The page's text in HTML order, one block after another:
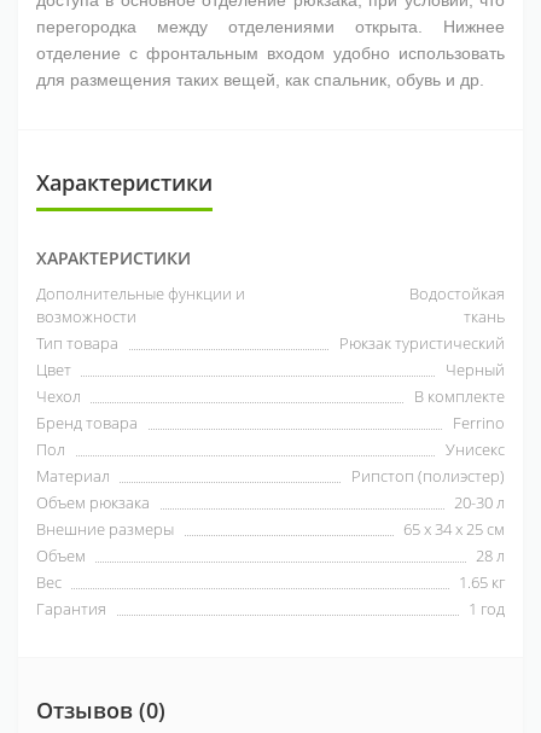
перегородка между отделениями открыта. Нижнее
отделение с фронтальным входом удобно использовать
для размещения таких вещей, как спальник, обувь и др.
Характеристики
ХАРАКТЕРИСТИКИ
Дополнительные функции и
возможности
Водостойкая
ткань
Тип товара
Рюкзак туристический
Цвет
Черный
Чехол
В комплекте
Бренд товара
Ferrino
Пол
Унисекс
Материал
Рипстоп (полиэстер)
Объем рюкзака
20-30 л
Внешние размеры
65 х 34 х 25 см
Объем
28 л
Вес
1.65 кг
Гарантия
1 год
Отзывов (0)